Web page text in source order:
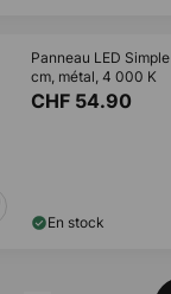
Panneau LED
cm, métal, 4 000 K
CHF 54.90
En stock